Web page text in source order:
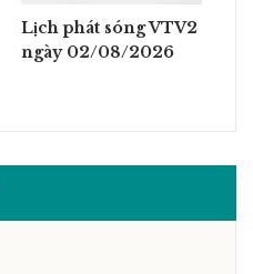
Lịch phát sóng VTV2
ngày 02/08/2026